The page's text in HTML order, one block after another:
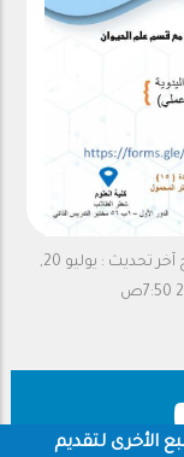
آخر تحديث :
يوليو 20,
الأخرى لتقديم